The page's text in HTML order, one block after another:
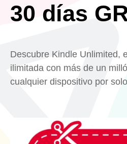
30 días
Descubre Kindle Unlimited,
ilimitada con más de un
cualquier dispositivo por